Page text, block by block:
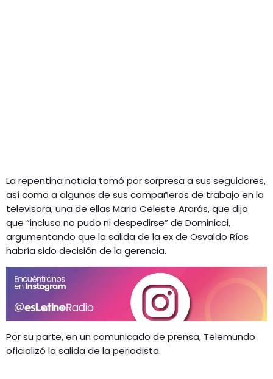
La repentina noticia tomó por sorpresa a sus seguidores,
así como a algunos de sus compañeros de trabajo en la
televisora, una de ellas Maria Celeste Ararás, que dijo
que “incluso no pudo ni despedirse” de Dominicci,
argumentando que la salida de la ex de Osvaldo Ríos
habría sido decisión de la gerencia.
Por su parte, en un comunicado de prensa, Telemundo
oficializó la salida de la periodista.